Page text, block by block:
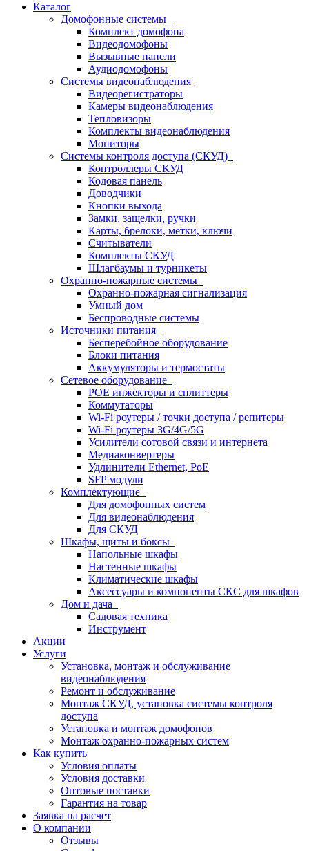
Каталог
Домофонные системы
Комплект домофона
Видеодомофоны
Вызывные панели
Аудиодомофоны
Системы видеонаблюдения
Видеорегистраторы
Камеры видеонаблюдения
Тепловизоры
Комплекты видеонаблюдения
Мониторы
Системы контроля доступа (СКУД)
Контроллеры СКУД
Кодовая панель
Доводчики
Кнопки выхода
Замки, защелки, ручки
Карты, брелоки, метки, ключи
Считыватели
Комплекты СКУД
Шлагбаумы и турникеты
Охранно-пожарные системы
Охранно-пожарная сигнализация
Умный дом
Беспроводные системы
Источники питания
Бесперебойное оборудование
Блоки питания
Аккумуляторы и термостаты
Сетевое оборудование
POE инжекторы и сплиттеры
Коммутаторы
Wi-Fi роутеры / точки доступа / репитеры
Wi-Fi роутеры 3G/4G/5G
Усилители сотовой связи и интернета
Медиаконвертеры
Удлинители Ethernet, PoE
SFP модули
Комплектующие
Для домофонных систем
Для видеонаблюдения
Для СКУД
Шкафы, щиты и боксы
Напольные шкафы
Настенные шкафы
Климатические шкафы
Аксессуары и компоненты СКС для шкафов
Дом и дача
Садовая техника
Инструмент
Акции
Услуги
Установка, монтаж и обслуживание
видеонаблюдения
Ремонт и обслуживание
Монтаж СКУД, установка системы контроля
доступа
Установка и монтаж домофонов
Монтаж охранно-пожарных систем
Как купить
Условия оплаты
Условия доставки
Оптовые поставки
Гарантия на товар
Заявка на расчет
О компании
Отзывы